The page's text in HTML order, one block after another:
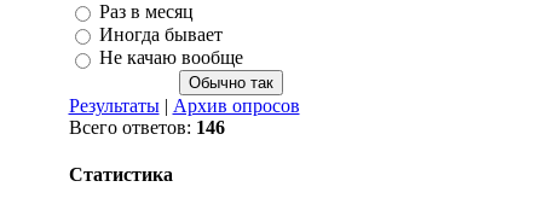
Раз в месяц
Иногда бывает
Не качаю вообще
Результаты| Архив опросов
Всего ответов: 146
Статистика